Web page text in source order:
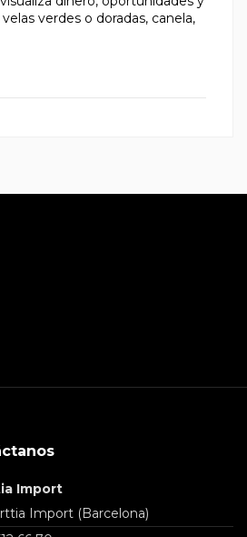
verdes o doradas, canela,
Import
Import (Barcelona)